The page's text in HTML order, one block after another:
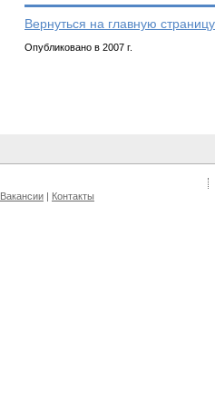
Вернуться на главную
Опубликовано в 2007 г.
Вакансии | Контакты